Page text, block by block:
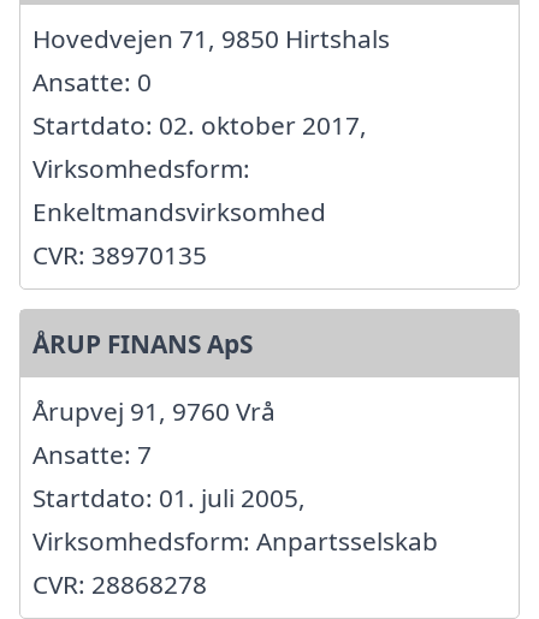
Hovedvejen 71, 9850 Hirtshals
Ansatte: 0
Startdato: 02. oktober 2017,
Virksomhedsform:
Enkeltmandsvirksomhed
CVR: 38970135
ÅRUP FINANS ApS
Årupvej 91, 9760 Vrå
Ansatte: 7
Startdato: 01. juli 2005,
Virksomhedsform: Anpartsselskab
CVR: 28868278